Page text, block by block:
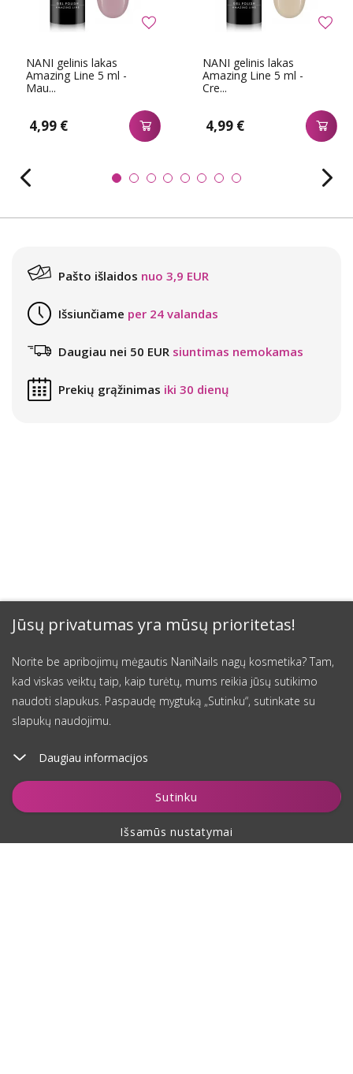
Jūsų privatumas yra mūsų prioritetas!
Norite be apribojimų mėgautis NaniNails nagų kosmetika? Tam,
kad viskas veiktų taip, kaip turėtų, mums reikia jūsų sutikimo
naudoti slapukus. Paspaudę mygtuką „Sutinku“, sutinkate su
slapukų naudojimu.
Daugiau informacijos
Sutinku
Išsamūs nustatymai
Įdėti į krepšelį
NANI gelinis lakas
Amazing Line 5 ml -
Mau...
4,99 €
NANI gelinis lakas
Amazing Line 5 ml -
Cre...
4,99 €
Pašto išlaidos nuo 3,9 EUR
Išsiunčiame per 24 valandas
Daugiau nei 50 EUR siuntimas nemokamas
Prekių grąžinimas iki 30 dienų